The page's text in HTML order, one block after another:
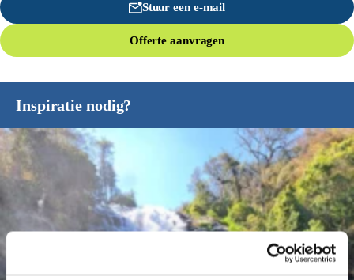
Stuur een e-mail
Offerte aanvragen
Inspiratie nodig?